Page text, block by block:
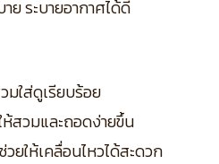
ย ระบายอากาศได้ดี
มใส่ดูเรียบร้อย
ห้สวมและถอดง่ายขึ้น
ยให้เคลื่อนไหวได้สะดวก